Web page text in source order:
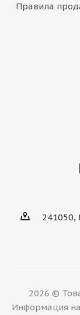
Правила
241050,
2026 ©
Информация на